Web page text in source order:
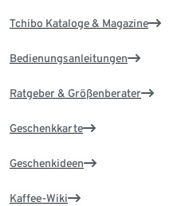
Tchibo Kataloge & Magazine
Bedienungsanleitungen
Ratgeber & Größenberater
Geschenkkarte
Geschenkideen
Kaffee-Wiki